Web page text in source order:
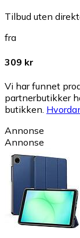
Tilbud uten
fra
309 kr
Vi har funnet
partnerbutikker
butikken.
Annonse
Annonse